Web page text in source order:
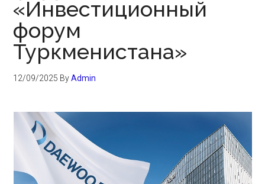
«Инвестиционный
форум
Туркменистана»
12/09/2025 ByAdmin